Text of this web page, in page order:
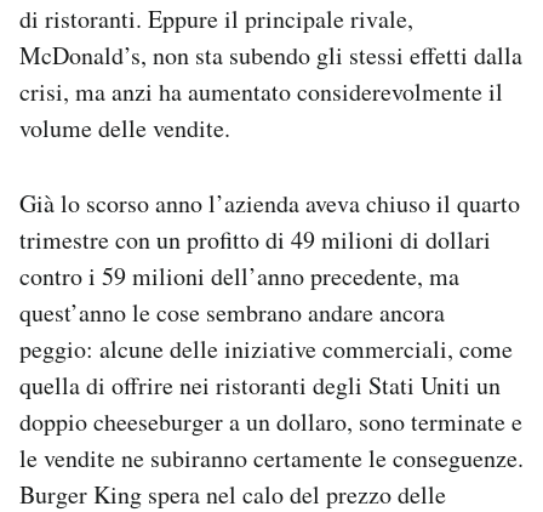
Area Personale
Newsletter
Notifiche mobile
Regala il Post
di ristoranti. Eppure il principale rivale,
McDonald’s, non sta subendo gli stessi effetti dalla
crisi, ma anzi ha aumentato considerevolmente il
volume delle vendite.
Già lo scorso anno l’azienda aveva chiuso il quarto
trimestre con un profitto di 49 milioni di dollari
contro i 59 milioni dell’anno precedente, ma
quest’anno le cose sembrano andare ancora
peggio: alcune delle iniziative commerciali, come
quella di offrire nei ristoranti degli Stati Uniti un
doppio cheeseburger a un dollaro, sono terminate e
le vendite ne subiranno certamente le conseguenze.
Burger King spera nel calo del prezzo delle